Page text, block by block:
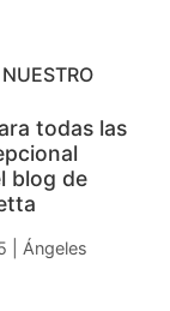
todas las
blog de
| Ángeles